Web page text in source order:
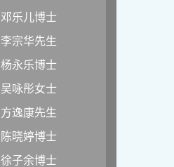
邓乐儿博士
李宗华先生
杨永乐博士
吴咏彤女士
方逸康先生
陈晓婷博士
徐子余博士